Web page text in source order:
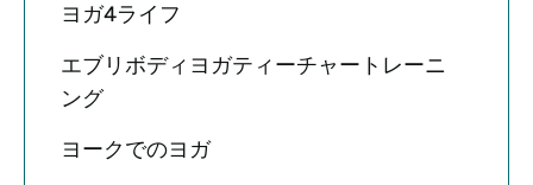
ヨガ4ライフ
エブリボディヨガティーチャートレーニ
ング
ヨークでのヨガ